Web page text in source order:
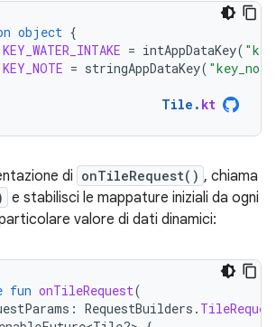
object {
KEY_WATER_INTAKE = intAppDataKey(
KEY_NOTE = stringAppDataKey(
Tile . kt
di onTileRequest() , chiama
e stabilisci le mappature iniziali da ogni
valore di dati dinamici:
fun onTileRequest(
: RequestBuilders .